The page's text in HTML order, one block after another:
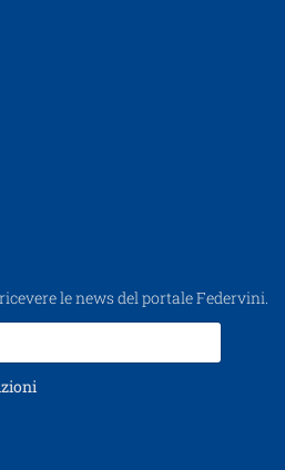
le news del portale Federvini.